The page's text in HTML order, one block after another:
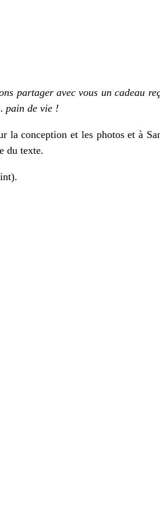
partager avec vous un cadeau
pain de vie !
la conception et les photos et à
du texte.